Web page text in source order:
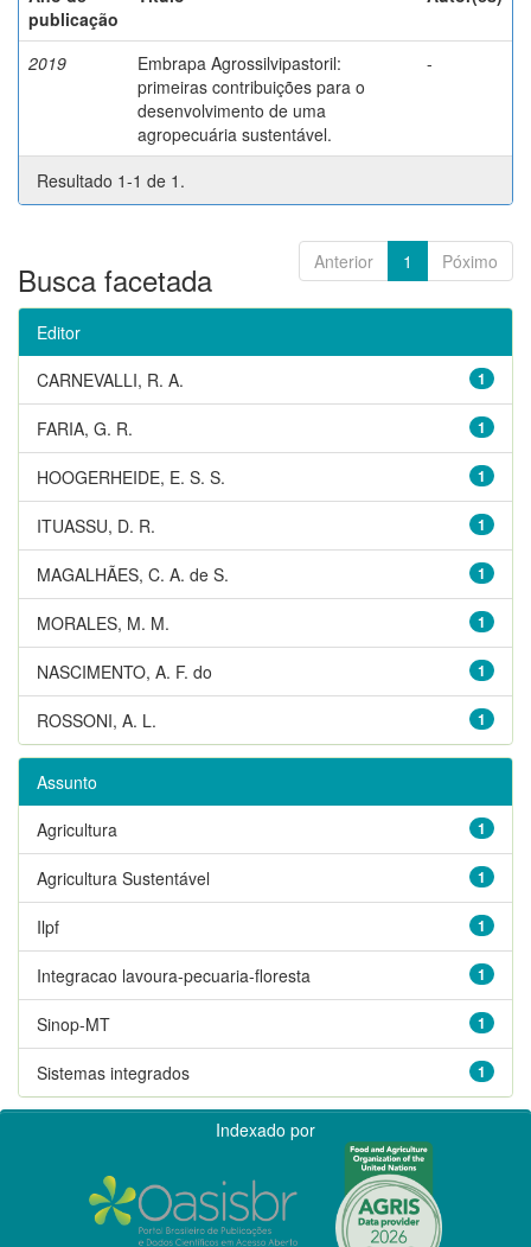
publicação
2019
Embrapa Agrossilvipastoril:
primeiras contribuições para o
desenvolvimento de uma
agropecuária sustentável.
-
Resultado 1-1 de 1.
Anterior 1 Póximo
Busca facetada
Editor
1
CARNEVALLI, R. A.
1
FARIA, G. R.
1
HOOGERHEIDE, E. S. S.
1
ITUASSU, D. R.
1
MAGALHÃES, C. A. de S.
1
MORALES, M. M.
1
NASCIMENTO, A. F. do
1
ROSSONI, A. L.
Assunto
1
Agricultura
1
Agricultura Sustentável
1
Ilpf
1
Integracao lavoura-pecuaria-floresta
1
Sinop-MT
1
Sistemas integrados
Indexado por